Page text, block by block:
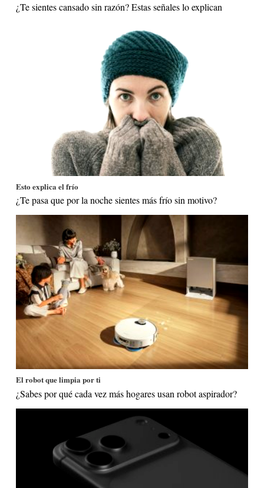
¿Te sientes cansado sin razón? Estas señales lo explican
Esto explica el frío
¿Te pasa que por la noche sientes más frío sin motivo?
El robot que limpia por ti
¿Sabes por qué cada vez más hogares usan robot aspirador?